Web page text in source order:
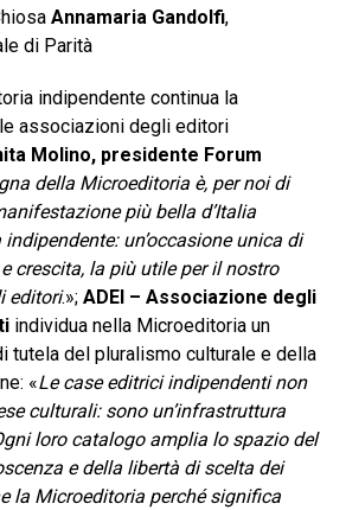
Annamaria Gandolfi,
di Parità
indipendente continua la
associazioni degli editori
Molino, presidente Forum
della Microeditoria è, per noi di
più bella d’Italia
un’occasione unica di
crescita, la più utile per il nostro
editori.»; ADEI – Associazione degli
individua nella Microeditoria un
tutela del pluralismo culturale e della
«Le case editrici indipendenti non
culturali: sono un’infrastruttura
loro catalogo amplia lo spazio del
e della libertà di scelta dei
la Microeditoria perché significa